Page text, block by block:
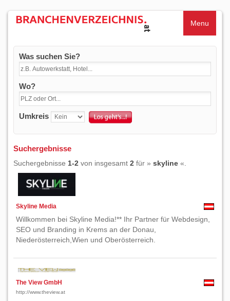
Menu
Was suchen Sie?
Wo?
Umkreis
Suchergebnisse
Suchergebnisse 1-2 von insgesamt 2 für » skyline «.
Skyline Media
Willkommen bei Skyline Media!** Ihr Partner für Webdesign,
SEO und Branding in Krems an der Donau,
Niederösterreich,Wien und Oberösterreich.
The View GmbH
http://www.theview.at